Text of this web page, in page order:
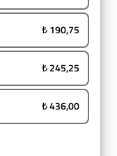
₺ 190,75
₺ 245,25
₺ 436,00